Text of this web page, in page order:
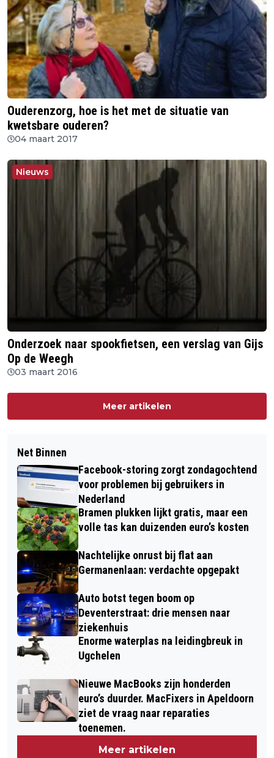
Ouderenzorg, hoe is het met de situatie van
kwetsbare ouderen?
04 maart 2017
Nieuws
Onderzoek naar spookfietsen, een verslag van Gijs
Op de Weegh
03 maart 2016
Meer artikelen
Net Binnen
Facebook-storing zorgt zondagochtend
voor problemen bij gebruikers in
Nederland
Bramen plukken lijkt gratis, maar een
volle tas kan duizenden euro’s kosten
Nachtelijke onrust bij flat aan
Germanenlaan: verdachte opgepakt
Auto botst tegen boom op
Deventerstraat: drie mensen naar
ziekenhuis
Enorme waterplas na leidingbreuk in
Ugchelen
Nieuwe MacBooks zijn honderden
euro’s duurder. MacFixers in Apeldoorn
ziet de vraag naar reparaties
toenemen.
Meer artikelen